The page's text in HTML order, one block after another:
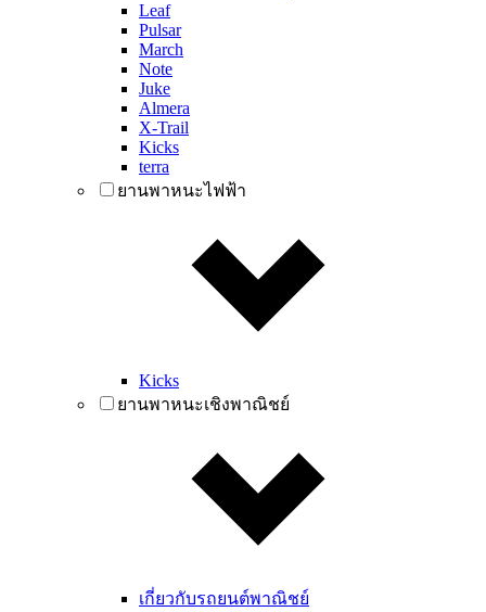
Leaf
Pulsar
March
Note
Juke
Almera
X-Trail
Kicks
terra
ยานพาหนะไฟฟ้า
Kicks
ยานพาหนะเชิงพาณิชย์
เกี่ยวกับรถยนต์พาณิชย์